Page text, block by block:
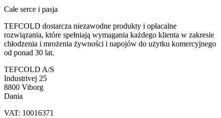
Całe serce i pasja
TEFCOLD dostarcza niezawodne produkty i opłacalne
rozwiązania, które spełniają wymagania każdego klienta w zakresie
chłodzenia i mrożenia żywności i napojów do użytku komercyjnego
od ponad 30 lat.
TEFCOLD A/S
Industrivej 25
8800 Viborg
Dania
VAT: 10016371